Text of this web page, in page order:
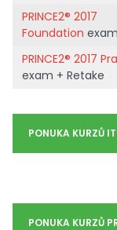
PRINCE2® 2017
Foundation
PRINCE2® 2017
exam + Retake
PONUKA KURZŮ
PONUKA KURZŮ